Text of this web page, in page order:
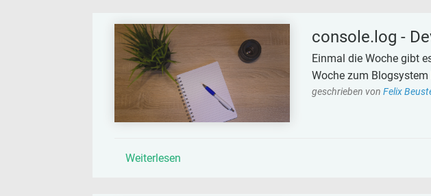
console.log -
Einmal die Woche gibt
Woche zum Blogsystem
geschrieben vonFelix
Weiterlesen